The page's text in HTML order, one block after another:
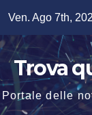
Ven. Ago 7th,
Trova
Portale delle